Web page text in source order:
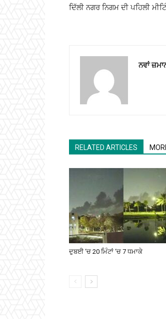
ਦਿੱਲੀ ਨਗਰ ਨਿਗਮ ਦੀ ਪਹਿਲੀ
ਨਵਾਂ
RELATED ARTICLES
ਦੁਬਈ ‘ਚ 20 ਮਿੰਟਾਂ ‘ਚ 7 ਧਮਾਕੇ